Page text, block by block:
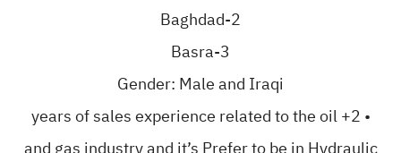
2-Baghdad
3-Basra
Gender: Male and Iraqi
• 2+ years of sales experience related to the oil
and gas industry and it’s Prefer to be in Hydraulic